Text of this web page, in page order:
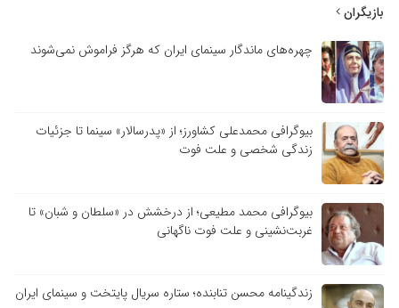
بازیگران
چهره‌های ماندگار سینمای ایران که هرگز فراموش نمی‌شوند
بیوگرافی محمدعلی کشاورز؛ از «پدرسالار» سینما تا جزئیات
زندگی شخصی و علت فوت
بیوگرافی محمد مطیعی؛ از درخشش در «سلطان و شبان» تا
غربت‌نشینی و علت فوت ناگهانی
زندگینامه محسن تنابنده؛ ستاره سریال پایتخت و سینمای ایران